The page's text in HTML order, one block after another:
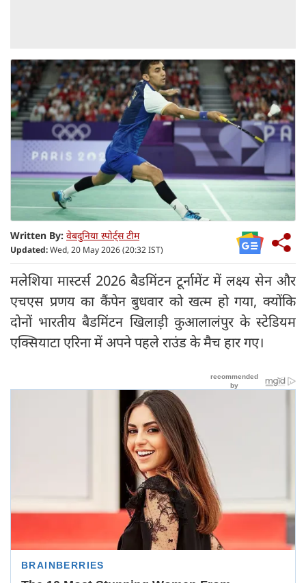
Written By: वेबदुनिया स्पोर्ट्स टीम
Updated:Wed, 20 May 2026 (20:32 IST)
मलेशिया मास्टर्स 2026 बैडमिंटन टूर्नामेंट में लक्ष्य सेन और
एचएस प्रणय का कैंपेन बुधवार को खत्म हो गया, क्योंकि
दोनों भारतीय बैडमिंटन खिलाड़ी कुआलालंपुर के स्टेडियम
एक्सियाटा एरिना में अपने पहले राउंड के मैच हार गए।